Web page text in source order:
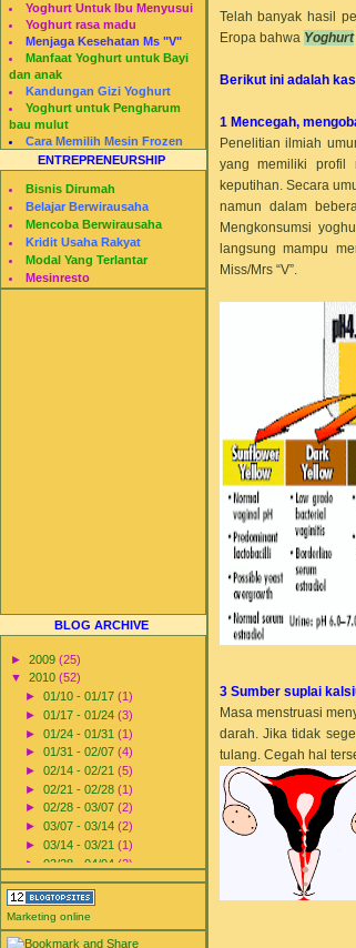
Yoghurt Untuk Ibu Menyusui
Yoghurt rasa madu
Menjaga Kesehatan Ms "V"
Manfaat Yoghurt untuk Bayi
dan anak
Kandungan Gizi Yoghurt
Yoghurt untuk Pengharum
bau mulut
Cara Memilih Mesin Frozen
Yogurt
Restomesin
ENTREPRENEURSHIP
Bisnis Dirumah
Belajar Berwirausaha
Mencoba Berwirausaha
Kridit Usaha Rakyat
Modal Yang Terlantar
Mesinresto
BLOG ARCHIVE
► 2009 (25)
▼ 2010 (52)
►01/10 - 01/17(1)
►01/17 - 01/24(3)
►01/24 - 01/31(1)
►01/31 - 02/07(4)
►02/14 - 02/21(5)
►02/21 - 02/28(1)
►02/28 - 03/07(2)
►03/07 - 03/14(2)
►03/14 - 03/21(1)
►03/28 - 04/04 (2)
►04/04 - 04/11(11)
►05/23 - 05/30
►06/06 - 06/13
►
06/13 - 06/20
Marketing online
Telah banyak hasil
Eropa bahwa Yoghurt
Berikut ini adalah
1 Mencegah,
Penelitian ilmiah
yang memiliki profil
keputihan. Secara
namun dalam
Mengkonsumsi
langsung mampu
Miss/Mrs “V”.
3 Sumber suplai
Masa menstruasi
darah. Jika tidak
tulang. Cegah hal